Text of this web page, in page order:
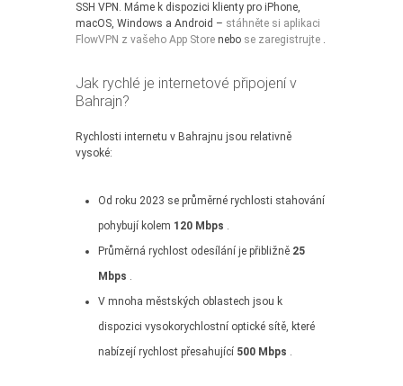
SSH VPN. Máme k dispozici klienty pro iPhone,
macOS, Windows a Android – stáhněte si aplikaci
FlowVPN z vašeho App Store nebo se zaregistrujte .
Jak rychlé je internetové připojení v
Bahrajn?
Rychlosti internetu v Bahrajnu jsou relativně
vysoké:
Od roku 2023 se průměrné rychlosti stahování
pohybují kolem 120 Mbps .
Průměrná rychlost odesílání je přibližně 25
Mbps .
V mnoha městských oblastech jsou k
dispozici vysokorychlostní optické sítě, které
nabízejí rychlost přesahující 500 Mbps .